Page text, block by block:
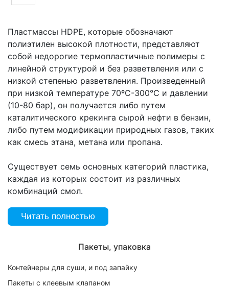
Пакеты, упаковка
Контейнеры для суши, и под запайку
Пакеты с клеевым клапаном
Пластмассы HDPE, которые обозначают
полиэтилен высокой плотности, представляют
собой недорогие термопластичные полимеры с
линейной структурой и без разветвления или с
низкой степенью разветвления. Произведенный
при низкой температуре 70ºC-300°C и давлении
(10-80 бар), он получается либо путем
каталитического крекинга сырой нефти в бензин,
либо путем модификации природных газов, таких
как смесь этана, метана или пропана.
Существует семь основных категорий пластика,
каждая из которых состоит из различных
комбинаций смол.
Читать полностью